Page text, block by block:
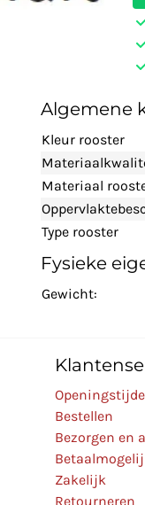
Algemene
Kleur rooster
Materiaal
Type rooster
Fysieke
Gewicht:
Bestellen
Bezorgen en
Zakelijk
Retourneren